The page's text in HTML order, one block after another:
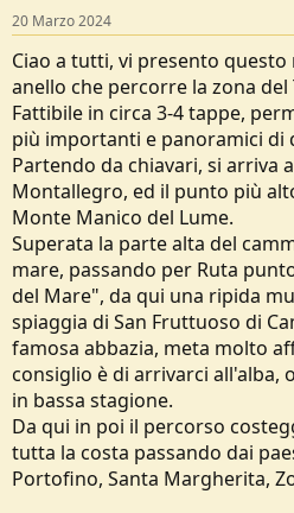
D
i
s
u
s
s
i
o
n
e
z
i
20 Marzo 2024
Ciao a tutti, vi presento
anello che percorre la zona del
Fattibile in circa 3-4 tappe,
più importanti e panoramici di
Partendo da chiavari, si arriva
Montallegro, ed il punto più
Monte Manico del Lume.
Superata la parte alta del
mare, passando per Ruta
del Mare", da qui una ripida
spiaggia di San Fruttuoso di
famosa abbazia, meta molto
consiglio è di arrivarci all'alba,
in bassa stagione.
Da qui in poi il percorso
tutta la costa passando dai
Portofino, Santa Margherita,